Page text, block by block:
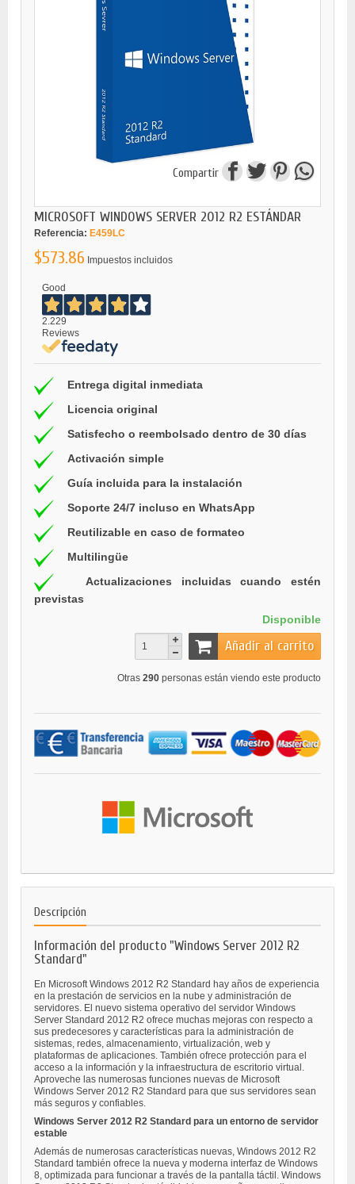
Compartir
MICROSOFT WINDOWS SERVER 2012 R2 ESTÁNDAR
Referencia: E459LC
$573.86 Impuestos incluidos
Good
2.229
Reviews
Entrega digital inmediata
Licencia original
Satisfecho o reembolsado dentro de 30 días
Activación simple
Guía incluida para la instalación
Soporte 24/7 incluso en WhatsApp
Reutilizable en caso de formateo
Multilingüe
Actualizaciones incluidas cuando estén
previstas
Disponible
Añadir al carrito
Otras 290 personas están viendo este producto
Descripción
Información del producto "Windows Server 2012 R2
Standard"
En Microsoft Windows 2012 R2 Standard hay años de experiencia
en la prestación de servicios en la nube y administración de
servidores. El nuevo sistema operativo del servidor Windows
Server Standard 2012 R2 ofrece muchas mejoras con respecto a
sus predecesores y características para la administración de
sistemas, redes, almacenamiento, virtualización, web y
plataformas de aplicaciones. También ofrece protección para el
acceso a la información y la infraestructura de escritorio virtual.
Aproveche las numerosas funciones nuevas de Microsoft
Windows Server 2012 R2 Standard para que sus servidores sean
más seguros y confiables.
Windows Server 2012 R2 Standard para un entorno de servidor
estable
Además de numerosas características nuevas, Windows 2012 R2
Standard también ofrece la nueva y moderna interfaz de Windows
8, optimizada para funcionar a través de la pantalla táctil. Windows